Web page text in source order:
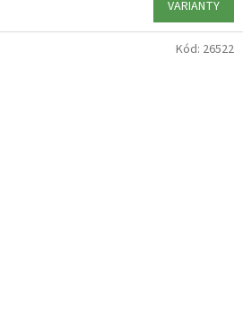
VARIANTY
Kód: 26522